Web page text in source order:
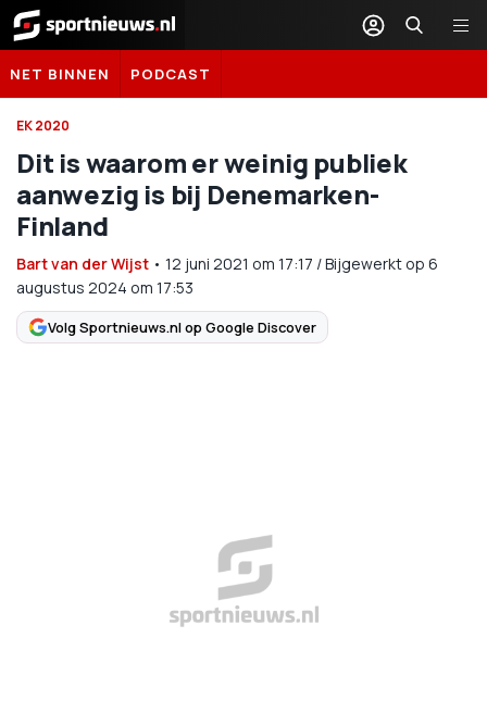
Sportnieuws.nl
NET BINNEN PODCAST
EK 2020
Dit is waarom er weinig publiek
aanwezig is bij Denemarken-
Finland
Bart van der Wijst • 12 juni 2021 om 17:17 /Bijgewerkt op 6
augustus 2024 om 17:53
Volg Sportnieuws.nl op Google Discover